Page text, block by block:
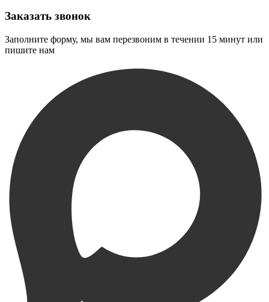
Заказать звонок
Заполните форму, мы вам перезвоним в течении 15 минут или
пишите нам